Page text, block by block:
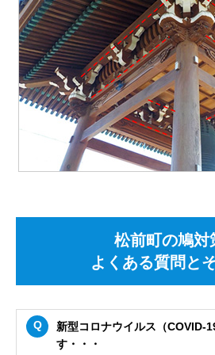
松前町の鳩対
よくある質問と
新型コロナウイルス（COVID-
す・・・